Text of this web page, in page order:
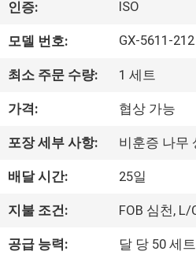
리
하
여
공
장
인증: ISO
모델 번호: GX-5611-212
최소 주문 수량: 1 세트
가격: 협상 가능
포장 세부 사항: 비훈증 나무
배달 시간: 25일
지불 조건: FOB 심천, L/
공급 능력: 달 당 50 세트